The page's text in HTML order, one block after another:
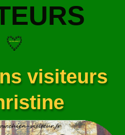
visiteurs